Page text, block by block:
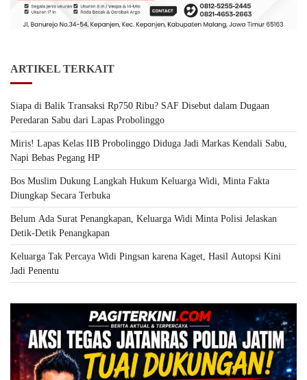
ARTIKEL TERKAIT
Siapa di Balik Transaksi Rp750 Ribu? SAF Disebut dalam Dugaan
Peredaran Sabu dari Lapas Probolinggo
Miris! Lapas Kelas IIB Probolinggo Diduga Jadi Markas Kendali Sabu,
Napi Bebas Pegang HP
Bos Muslim Dukung Langkah Hukum Keluarga Widi, Minta Fakta
Diungkap Secara Terbuka
Belum Ada Surat Penangkapan, Keluarga Widi Minta Polisi Jelaskan
Detik-Detik Penangkapan
Keluarga Tak Percaya Widi Pingsan karena Kaget, Hasil Autopsi Kini
Jadi Penentu